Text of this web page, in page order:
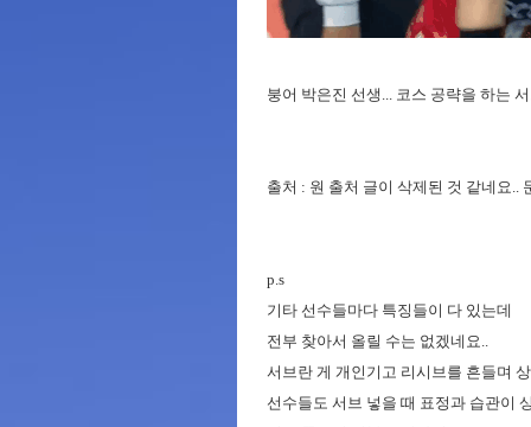
붕어 박은진 선생... 코스 공략을 하는
출처 : 원 출처 글이 삭제된 것 같네요..
p.s
기타 선수들마다 특징들이 다 있는데
전부 찾아서 올릴 수는 없겠네요..
서브란 게 개인기고 리시브를 흔들며
선수들도 서브 넣을 때 표정과 습관이